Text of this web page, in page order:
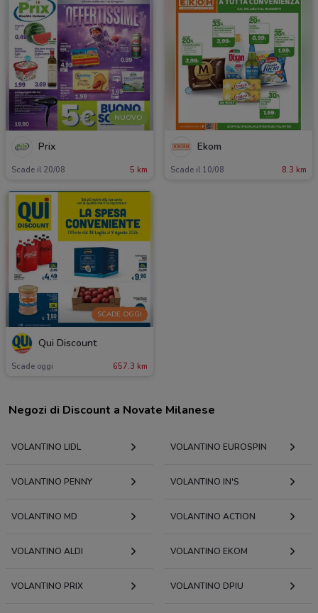
NUOVO
Prix
Scade il 20/08 5 km
Ekom
Scade il 10/08 8.3 km
SCADE OGGI
Qui Discount
Scade oggi 657.3 km
Negozi di Discount a Novate Milanese
VOLANTINO LIDL VOLANTINO EUROSPIN
VOLANTINO PENNY VOLANTINO IN'S
VOLANTINO MD VOLANTINO ACTION
VOLANTINO ALDI VOLANTINO EKOM
VOLANTINO PRIX VOLANTINO DPIU